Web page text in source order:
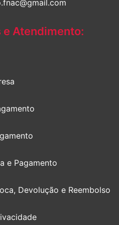
e Atendimento:
e Pagamento
Devolução e Reembolso